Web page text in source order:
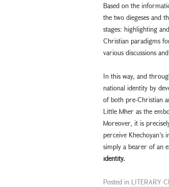
Based on the
the two diegeses and
stages: highlighting
Christian paradigms
various discussions
In this way, and
national identity by
of both pre-Christian
Little Mher as the
Moreover, it is
perceive
simply a bearer of an
identity.
Posted in LITERARY